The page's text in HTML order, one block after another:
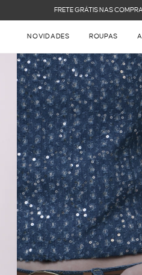
FRETE GRÁTIS NAS
NOVIDADES ROUPAS